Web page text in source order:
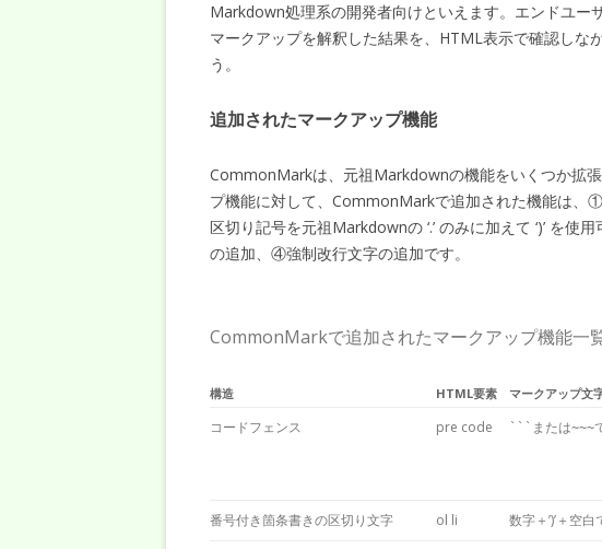
Markdown処理系の開発者向けといえます。エンドユー
マークアップを解釈した結果を、HTML表示で確認しな
う。
追加されたマークアップ機能
CommonMarkは、元祖Markdownの機能をいくつか拡
プ機能に対して、CommonMarkで追加された機能は
区切り記号を元祖Markdownの ‘.’ のみに加えて ‘)’ を
の追加、④強制改行文字の追加です。
CommonMarkで追加されたマークアップ機能一
構造 HTML要素 マークアップ文
コードフェンス pre code ```または~~~
番号付き箇条書きの区切り文字 ol li 数字＋’)’＋空